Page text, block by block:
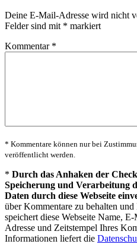
Deine E-Mail-Adresse wird nicht
Felder sind mit * markiert
Kommentar *
* Kommentare können nur bei
veröffentlicht werden.
* Durch das Anhaken der
Speicherung und Verarbeitung
Daten durch diese Webseite
über Kommentare zu behalten
speichert diese Webseite Name,
Adresse und Zeitstempel Ihres
Informationen liefert die